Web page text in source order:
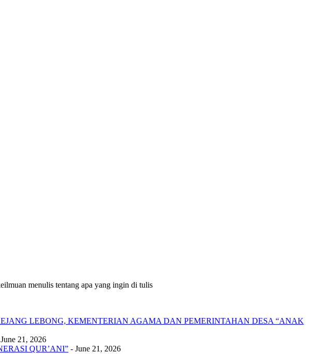
menulis tentang apa yang ingin di tulis
LEBONG, KEMENTERIAN AGAMA DAN PEMERINTAHAN DESA “ANAK
21, 2026
QUR’ANI” - June 21, 2026